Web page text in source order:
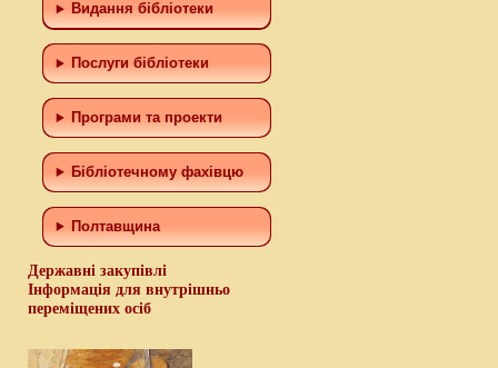
Видання бібліотеки
Послуги бібліотеки
Програми та проекти
Бiблiотечному фахiвцю
Полтавщина
Державні закупівлі
Інформація для внутрішньо
переміщених осіб